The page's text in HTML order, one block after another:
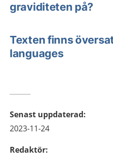
graviditeten på?
Texten finns
languages
Senast uppdaterad:
2023-11-24
Redaktör: